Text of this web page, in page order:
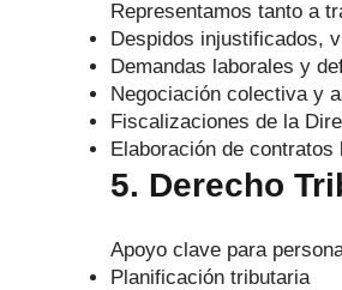
Representamos tanto a
Despidos injustificados,
Demandas laborales y
Negociación colectiva y
Fiscalizaciones de la
Elaboración de
5. Derecho
Apoyo clave para
Planificación tributaria